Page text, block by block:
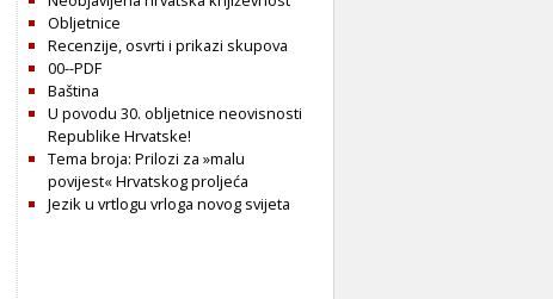
Obljetnice
Recenzije, osvrti i prikazi skupova
00--PDF
Baština
U povodu 30. obljetnice neovisnosti
Republike Hrvatske!
Tema broja: Prilozi za »malu
povijest« Hrvatskog proljeća
Jezik u vrtlogu vrloga novog svijeta